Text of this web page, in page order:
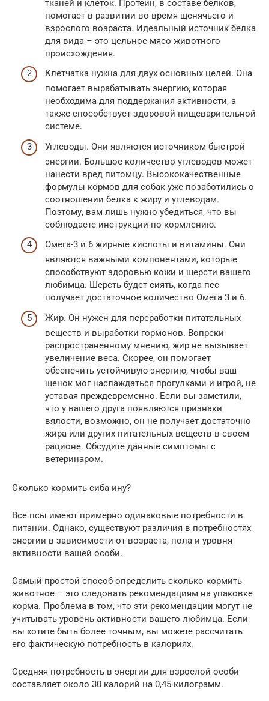
тканей и клеток. Протеин, в составе белков,
помогает в развитии во время щенячьего и
взрослого возраста. Идеальный источник белка
для вида – это цельное мясо животного
происхождения.
Клетчатка нужна для двух основных целей. Она
помогает вырабатывать энергию, которая
необходима для поддержания активности, а
также способствует здоровой пищеварительной
системе.
Углеводы. Они являются источником быстрой
энергии. Большое количество углеводов может
нанести вред питомцу. Высококачественные
формулы кормов для собак уже позаботились о
соотношении белка к жиру и углеводам.
Поэтому, вам лишь нужно убедиться, что вы
соблюдаете инструкции по кормлению.
Омега-3 и 6 жирные кислоты и витамины. Они
являются важными компонентами, которые
способствуют здоровью кожи и шерсти вашего
любимца. Шерсть будет сиять, когда пес
получает достаточное количество Омега 3 и 6.
Жир. Он нужен для переработки питательных
веществ и выработки гормонов. Вопреки
распространенному мнению, жир не вызывает
увеличение веса. Скорее, он помогает
обеспечить устойчивую энергию, чтобы ваш
щенок мог наслаждаться прогулками и игрой, не
уставая преждевременно. Если вы заметили,
что у вашего друга появляются признаки
вялости, возможно, он не получает достаточно
жира или других питательных веществ в своем
рационе. Обсудите данные симптомы с
ветеринаром.
Сколько кормить сиба-ину?
Все псы имеют примерно одинаковые потребности в
питании. Однако, существуют различия в потребностях
энергии в зависимости от возраста, пола и уровня
активности вашей особи.
Самый простой способ определить сколько кормить
животное – это следовать рекомендациям на упаковке
корма. Проблема в том, что эти рекомендации могут не
учитывать уровень активности вашего любимца. Если
вы хотите быть более точным, вы можете рассчитать
его фактическую потребность в калориях.
Средняя потребность в энергии для взрослой особи
составляет около 30 калорий на 0,45 килограмм.